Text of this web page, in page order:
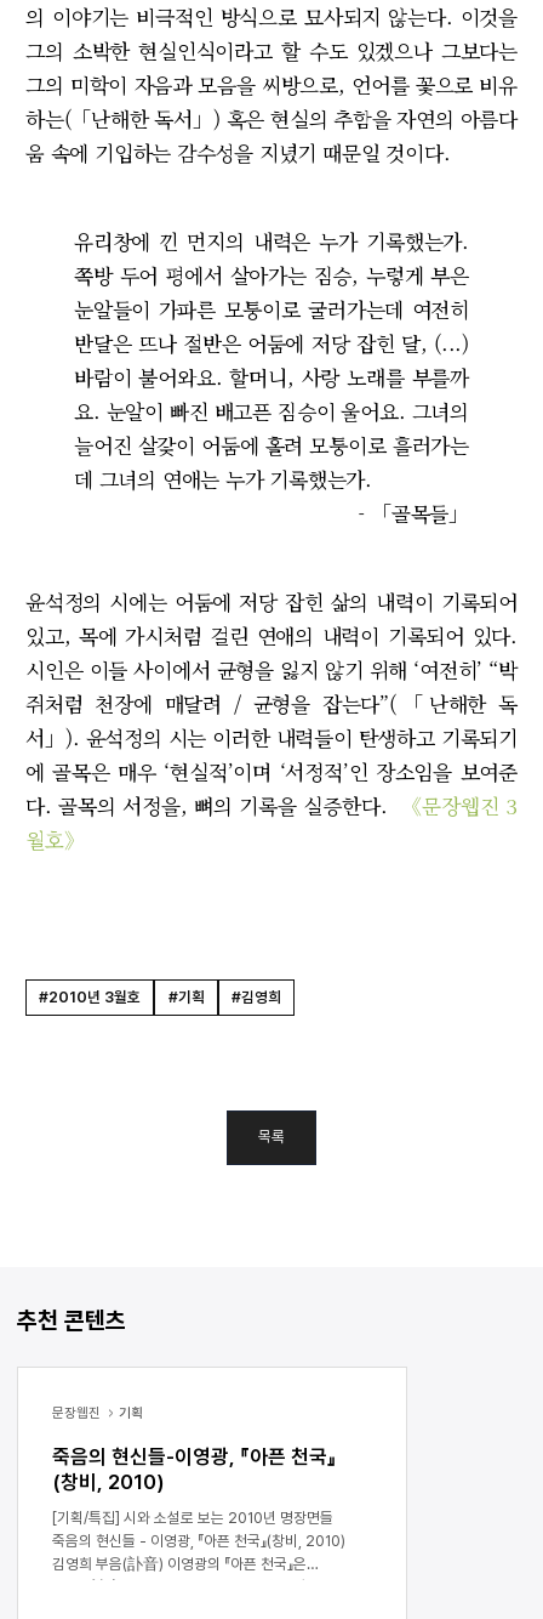
의 이야기는 비극적인 방식으로 묘사되지 않는다. 이것을
그의 소박한 현실인식이라고 할 수도 있겠으나 그보다는
그의 미학이 자음과 모음을 씨방으로, 언어를 꽃으로 비유
하는(「난해한 독서」) 혹은 현실의 추함을 자연의 아름다
움 속에 기입하는 감수성을 지녔기 때문일 것이다.
유리창에 낀 먼지의 내력은 누가 기록했는가.
쪽방 두어 평에서 살아가는 짐승, 누렇게 부은
눈알들이 가파른 모퉁이로 굴러가는데 여전히
반달은 뜨나 절반은 어둠에 저당 잡힌 달, (...)
바람이 불어와요. 할머니, 사랑 노래를 부를까
요. 눈알이 빠진 배고픈 짐승이 울어요. 그녀의
늘어진 살갗이 어둠에 홀려 모퉁이로 흘러가는
데 그녀의 연애는 누가 기록했는가.
- 「골목들」
윤석정의 시에는 어둠에 저당 잡힌 삶의 내력이 기록되어
있고, 목에 가시처럼 걸린 연애의 내력이 기록되어 있다.
시인은 이들 사이에서 균형을 잃지 않기 위해 ‘여전히’ “박
쥐처럼 천장에 매달려 / 균형을 잡는다”(「난해한 독
서」). 윤석정의 시는 이러한 내력들이 탄생하고 기록되기
에 골목은 매우 ‘현실적’이며 ‘서정적’인 장소임을 보여준
다. 골목의 서정을, 뼈의 기록을 실증한다.
《문장웹진 3
월호》
#2010년 3월호 #기획 #김영희
목록
추천 콘텐츠
문장웹진 기획
죽음의 현신들-이영광, 『아픈 천국』
(창비, 2010)
[기획/특집] 시와 소설로 보는 2010년 명장면들
죽음의 현신들 - 이영광, 『아픈 천국』(창비, 2010)
김영희 부음(訃音) 이영광의 『아픈 천국』은
‘부음’(訃音) 같다. 그 곳은 온갖 ‘사색’(死色)의